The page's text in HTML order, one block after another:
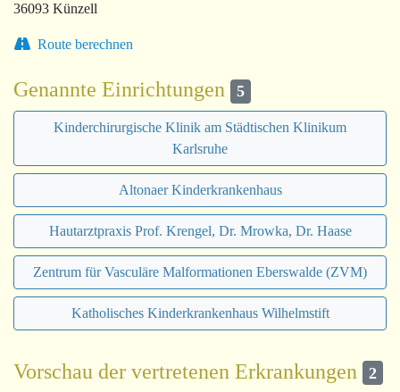
36093 Künzell
Route berechnen
Genannte Einrichtungen 5
Kinderchirurgische Klinik am Städtischen Klinikum
Karlsruhe
Altonaer Kinderkrankenhaus
Hautarztpraxis Prof. Krengel, Dr. Mrowka, Dr. Haase
Zentrum für Vasculäre Malformationen Eberswalde (ZVM)
Katholisches Kinderkrankenhaus Wilhelmstift
Vorschau der vertretenen Erkrankungen 2